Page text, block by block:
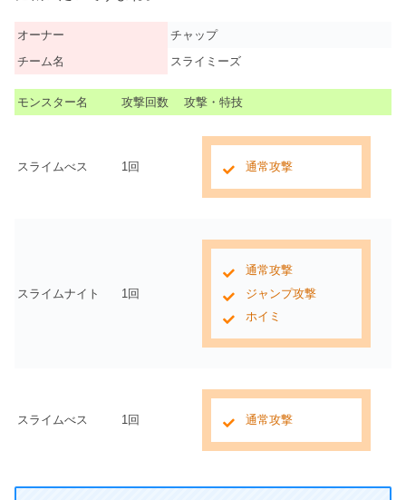
オーナー
チャップ
チーム名
スライミーズ
モンスター名 攻撃回数 攻撃・特技
スライムべス 1回 通常攻撃
スライムナイト 1回
通常攻撃
ジャンプ攻撃
ホイミ
スライムべス 1回 通常攻撃